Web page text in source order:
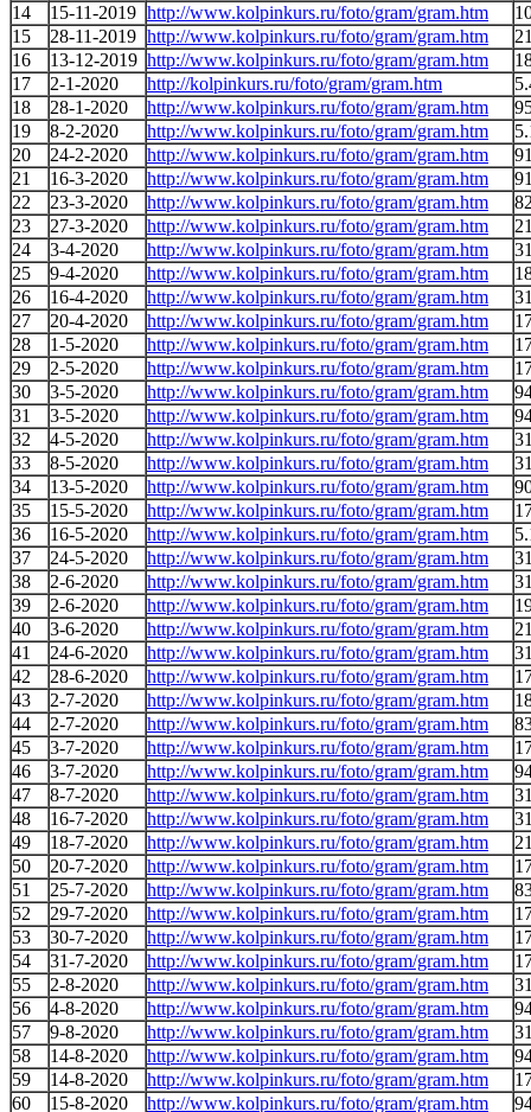
14
15-11-2019 http://www.kolpinkurs.ru/foto/gram/gram.htm
15
28-11-2019 http://www.kolpinkurs.ru/foto/gram/gram.htm
16
13-12-2019 http://www.kolpinkurs.ru/foto/gram/gram.htm
17
2-1-2020 http://kolpinkurs.ru/foto/gram/gram.htm
18
28-1-2020 http://www.kolpinkurs.ru/foto/gram/gram.htm
19
8-2-2020 http://www.kolpinkurs.ru/foto/gram/gram.htm
20
24-2-2020 http://www.kolpinkurs.ru/foto/gram/gram.htm
21
16-3-2020 http://www.kolpinkurs.ru/foto/gram/gram.htm
22
23-3-2020 http://www.kolpinkurs.ru/foto/gram/gram.htm
23
27-3-2020 http://www.kolpinkurs.ru/foto/gram/gram.htm
24
3-4-2020 http://www.kolpinkurs.ru/foto/gram/gram.htm
25
9-4-2020 http://www.kolpinkurs.ru/foto/gram/gram.htm
26
16-4-2020 http://www.kolpinkurs.ru/foto/gram/gram.htm
27
20-4-2020 http://www.kolpinkurs.ru/foto/gram/gram.htm
28
1-5-2020 http://www.kolpinkurs.ru/foto/gram/gram.htm
29
2-5-2020 http://www.kolpinkurs.ru/foto/gram/gram.htm
30
3-5-2020 http://www.kolpinkurs.ru/foto/gram/gram.htm
31
3-5-2020 http://www.kolpinkurs.ru/foto/gram/gram.htm
32
4-5-2020 http://www.kolpinkurs.ru/foto/gram/gram.htm
33
8-5-2020 http://www.kolpinkurs.ru/foto/gram/gram.htm
34
13-5-2020 http://www.kolpinkurs.ru/foto/gram/gram.htm
35
15-5-2020 http://www.kolpinkurs.ru/foto/gram/gram.htm
36
16-5-2020 http://www.kolpinkurs.ru/foto/gram/gram.htm
37
24-5-2020 http://www.kolpinkurs.ru/foto/gram/gram.htm
38
2-6-2020 http://www.kolpinkurs.ru/foto/gram/gram.htm
39
2-6-2020 http://www.kolpinkurs.ru/foto/gram/gram.htm
40
3-6-2020 http://www.kolpinkurs.ru/foto/gram/gram.htm
41
24-6-2020 http://www.kolpinkurs.ru/foto/gram/gram.htm
42
28-6-2020 http://www.kolpinkurs.ru/foto/gram/gram.htm
43
2-7-2020 http://www.kolpinkurs.ru/foto/gram/gram.htm
44
2-7-2020 http://www.kolpinkurs.ru/foto/gram/gram.htm
45
3-7-2020 http://www.kolpinkurs.ru/foto/gram/gram.htm
46
3-7-2020 http://www.kolpinkurs.ru/foto/gram/gram.htm
47
8-7-2020 http://www.kolpinkurs.ru/foto/gram/gram.htm
48
16-7-2020 http://www.kolpinkurs.ru/foto/gram/gram.htm
49
18-7-2020 http://www.kolpinkurs.ru/foto/gram/gram.htm
50
20-7-2020 http://www.kolpinkurs.ru/foto/gram/gram.htm
51
25-7-2020 http://www.kolpinkurs.ru/foto/gram/gram.htm
52
29-7-2020 http://www.kolpinkurs.ru/foto/gram/gram.htm
53
30-7-2020 http://www.kolpinkurs.ru/foto/gram/gram.htm
54
31-7-2020 http://www.kolpinkurs.ru/foto/gram/gram.htm
55
2-8-2020 http://www.kolpinkurs.ru/foto/gram/gram.htm
56
4-8-2020 http://www.kolpinkurs.ru/foto/gram/gram.htm
57
9-8-2020 http://www.kolpinkurs.ru/foto/gram/gram.htm
58
14-8-2020 http://www.kolpinkurs.ru/foto/gram/gram.htm
59
14-8-2020 http://www.kolpinkurs.ru/foto/gram/gram.htm
60
15-8-2020 http://www.kolpinkurs.ru/foto/gram/gram.htm